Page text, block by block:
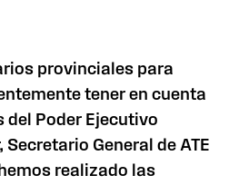
provinciales para
tener en cuenta
Poder Ejecutivo
General de ATE
realizado las